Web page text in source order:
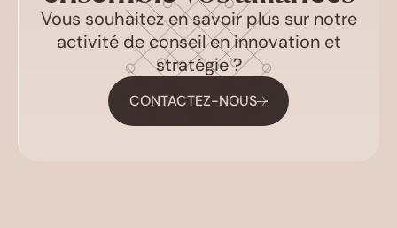
Vous souhaitez en savoir plus sur notre
activité de conseil en innovation et
stratégie ?
CONTACTEZ-NOUS